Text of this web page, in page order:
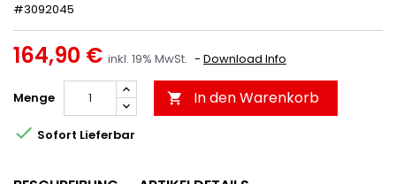
#3092045
164,90 € inkl. 19% MwSt. Download Info
Menge  In den Warenkorb
 Sofort Lieferbar